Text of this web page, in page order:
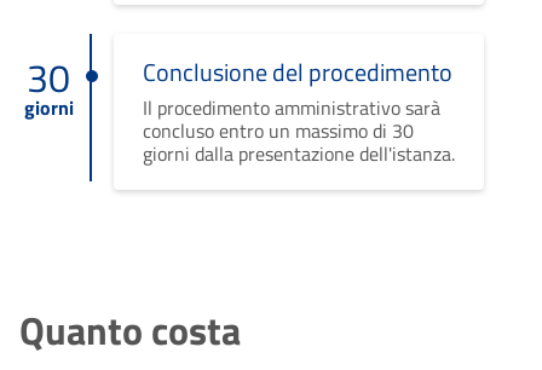
30
giorni
Conclusione del procedimento
Il procedimento amministrativo sarà
concluso entro un massimo di 30
giorni dalla presentazione dell'istanza.
Quanto costa